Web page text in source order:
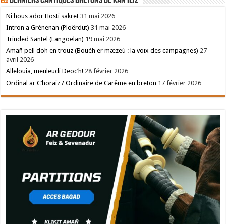
Ni hous ador Hosti sakret 31 mai 2026
Intron a Grénenan (Ploërdut) 31 mai 2026
Trinded Santel (Langoëlan) 19 mai 2026
Amañ pell doh en trouz (Bouéh er mæzeù : la voix des campagnes) 27
avril 2026
Allelouia, meuleudi Deoc’h! 28 février 2026
Ordinal ar C’horaiz / Ordinaire de Carême en breton 17 février 2026